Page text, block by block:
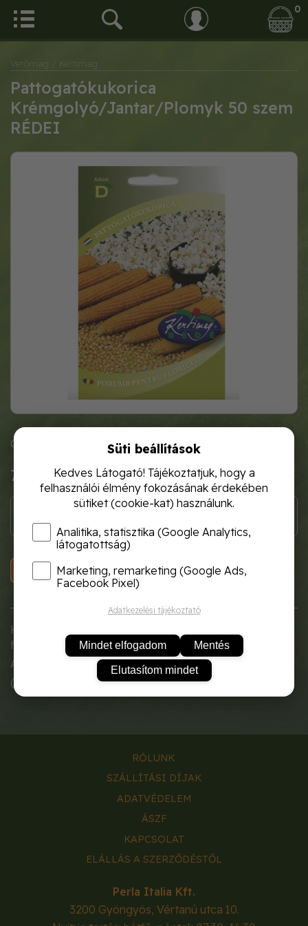
0
Vetőmag / Kertimag
Pattogatókukorica
Krémgolyó/Jantar/Plomyk 50 szem
RÉDEI
Cikkszám: r815908
720 Ft
KOSÁRBA
Középkorai érésű fajta. A szem sárga színű, jól pattogó
fajta.
A csöveket fosztás után száraz, hűvös helyen tároljuk.
(A tasak 50 szem vetőmagot tartalmaz.)
RÓLUNK
SZÁLLÍTÁSI DÍJAK
ADATVÉDELEM
ÁSZF
KAPCSOLAT
ELÁLLÁS A SZERZŐDÉSTŐL
Perla Italia Kft.
3200 Gyöngyös, Vértanú utca 10.
Süti beállítások
Kedves Látogató! Tájékoztatjuk, hogy a
felhasználói élmény fokozásának érdekében
sütiket (cookie-kat) használunk.
Analitika, statisztika (Google Analytics,
látogatottság)
Marketing, remarketing (Google Ads,
Facebook Pixel)
Adatkezelési tájékoztató
Mindet elfogadom Mentés
Elutasítom mindet